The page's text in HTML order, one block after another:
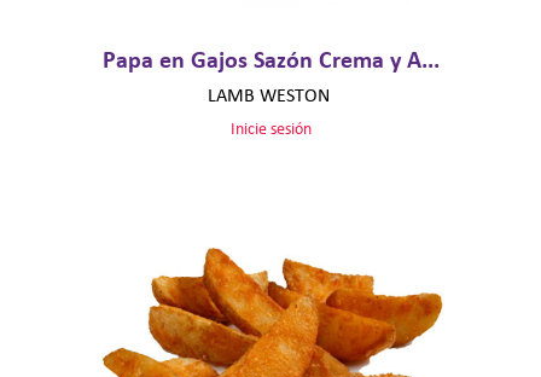
Papa en Gajos Sazón Crema y A...
LAMB WESTON
Inicie sesión